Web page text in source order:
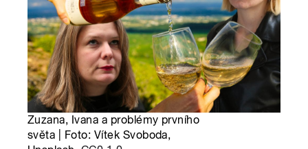
Zuzana, Ivana a problémy prvního
světa | Foto: Vítek Svoboda,